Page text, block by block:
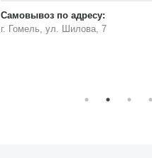
Самовывоз по адресу:
г. Гомель, ул. Шилова, 7